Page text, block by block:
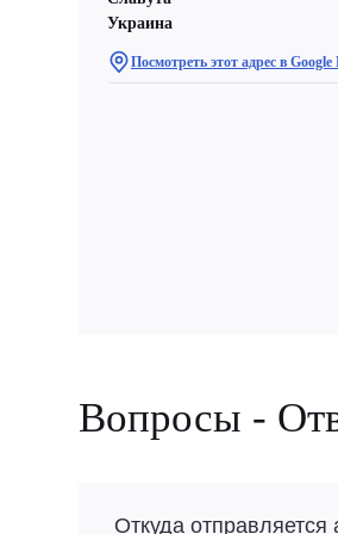
Украина
Посмотреть этот адрес в Google
Вопросы -
Откуда